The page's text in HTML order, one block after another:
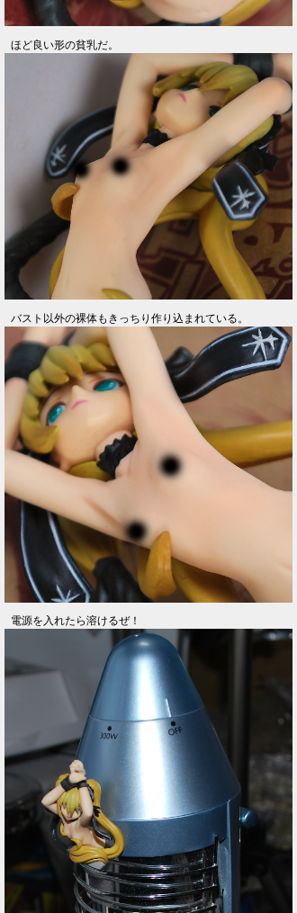
ほど良い形の貧乳だ。
バスト以外の裸体もきっちり作り込まれている。
電源を入れたら溶けるぜ！